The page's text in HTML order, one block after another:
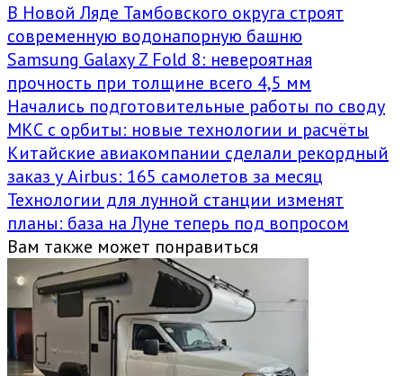
В Новой Ляде Тамбовского округа строят
современную водонапорную башню
Samsung Galaxy Z Fold 8: невероятная
прочность при толщине всего 4,5 мм
Начались подготовительные работы по своду
МКС с орбиты: новые технологии и расчёты
Китайские авиакомпании сделали рекордный
заказ у Airbus: 165 самолетов за месяц
Технологии для лунной станции изменят
планы: база на Луне теперь под вопросом
Вам также может понравиться